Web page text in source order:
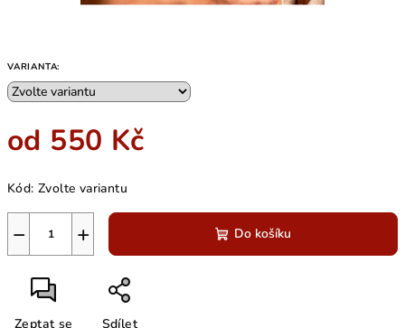
VARIANTA:
od 550 Kč
cena:
Kód: Zvolte variantu
+
− Do košíku
Zeptat se Sdílet